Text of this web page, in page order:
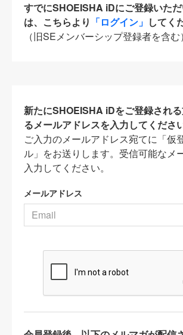
すでにSHOEISHA iDにご登録いた
は、こちらより 「ログイン」 してく
（旧SEメンバーシップ登録者を含む）
新たにSHOEISHA iDをご登録され
るメールアドレスを入力してください
ご入力のメールアドレス宛てに「仮
ル」をお送りします。受信可能なメ
入力してください。
メールアドレス